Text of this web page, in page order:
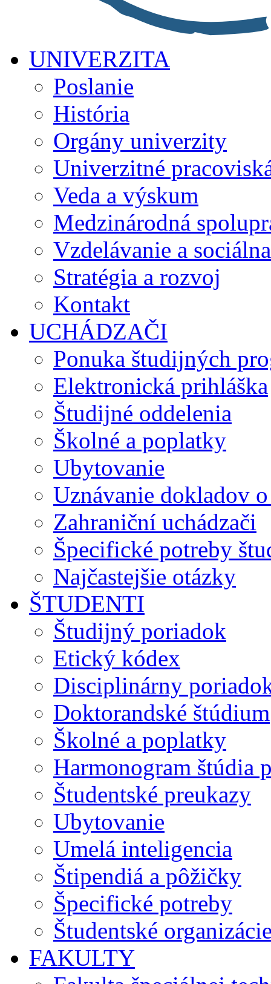
UNIVERZITA
Poslanie
História
Orgány univerzity
Univerzitné
Veda a výskum
Medzinárodná
Vzdelávanie a
Stratégia a rozvoj
Kontakt
UCHÁDZAČI
Ponuka študijných
Elektronická prihláška
Študijné oddelenia
Školné a poplatky
Ubytovanie
Uznávanie dokladov
Zahraniční uchádzači
Špecifické potreby
Najčastejšie otázky
ŠTUDENTI
Študijný poriadok
Etický kódex
Disciplinárny
Doktorandské štúdium
Školné a poplatky
Harmonogram štúdia
Študentské preukazy
Ubytovanie
Umelá inteligencia
Štipendiá a pôžičky
Špecifické potreby
Študentské
FAKULTY